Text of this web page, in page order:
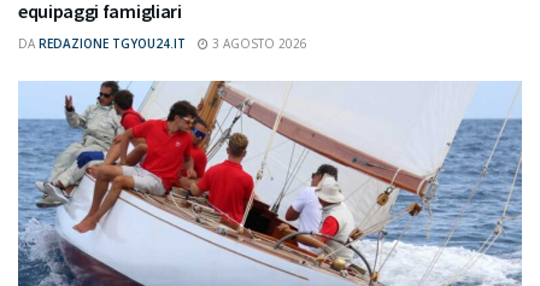
equipaggi famigliari
DA REDAZIONE TGYOU24.IT 3 AGOSTO 2026